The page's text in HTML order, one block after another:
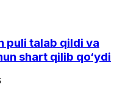
puli talab qildi va
shart qilib qo‘ydi